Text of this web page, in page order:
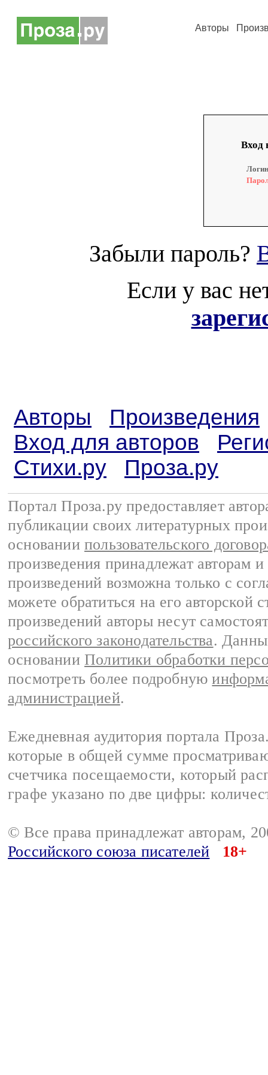
Авторы
Вход
Забыли пароль?
Если у вас
Авторы
Произведения
Вход для авторов
Стихи.ру
Проза.ру
Портал Проза.ру предоставляет
публикации своих литературных
основании пользовательского
произведения принадлежат авторам
произведений возможна только с
можете обратиться на его авторской
произведений авторы несут
российского законодательства.
основании Политики обработки
посмотреть более подробную
администрацией.
Ежедневная аудитория портала
которые в общей сумме
счетчика посещаемости, который
графе указано по две цифры:
© Все права принадлежат авторам,
Российского союза писателей
18+